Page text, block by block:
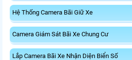
Hệ Thống Camera Bãi Giữ Xe
Camera Giám Sát Bãi Xe Chung Cư
Lắp Camera Bãi Xe Nhận Diện Biển Số